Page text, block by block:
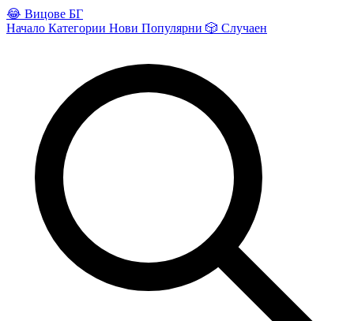
😂 Вицове БГ
Начало Категории Нови Популярни 🎲 Случаен